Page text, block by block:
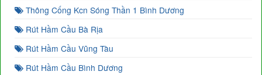
Thông Cống Kcn Sóng Thần 1 Bình Dương
Rút Hầm Cầu Bà Rịa
Rút Hầm Cầu Vũng Tàu
Rút Hầm Cầu Bình Dương